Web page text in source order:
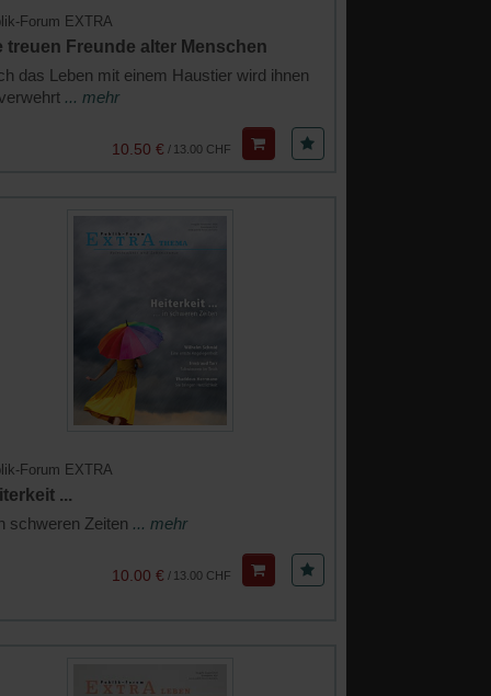
Forum EXTRA
treuen Freunde alter Menschen
das Leben mit einem Haustier wird ihnen
... mehr
13.00 CHF
/
10.50 €
Forum EXTRA
...
schweren Zeiten ... mehr
13.00 CHF
/
10.00 €